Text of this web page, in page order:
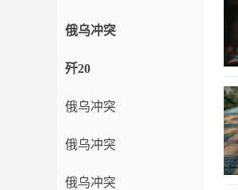
俄乌冲突
歼20
俄乌冲突
俄乌冲突
俄乌冲突